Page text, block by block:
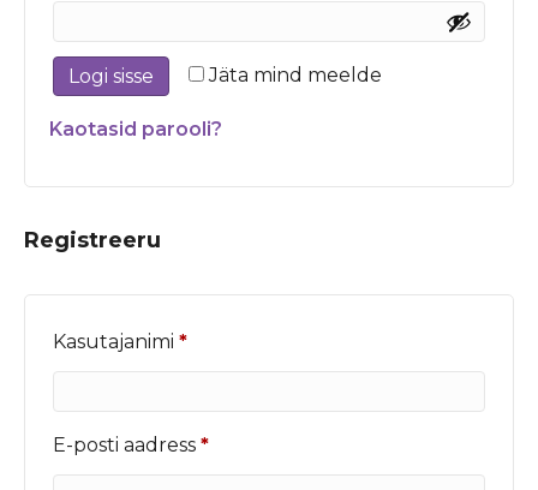
Jäta mind meelde
Logi sisse
Kaotasid parooli?
Registreeru
Kasutajanimi *Nõutud
E-posti aadress *Nõutud